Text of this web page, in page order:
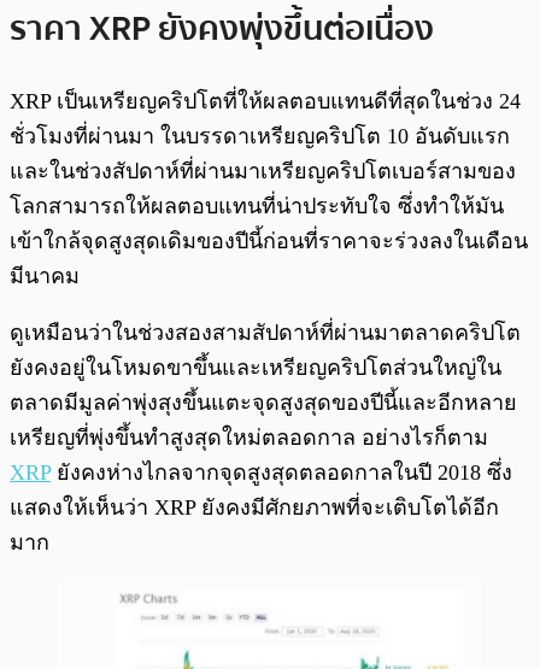
ราคา XRP ยังคงพุ่งขึ้นต่อเนื่อง
XRP เป็นเหรียญคริปโตที่ให้ผลตอบแทนดีที่สุดในช่วง 24
ชั่วโมงที่ผ่านมา ในบรรดาเหรียญคริปโต 10 อันดับแรก
และในช่วงสัปดาห์ที่ผ่านมาเหรียญคริปโตเบอร์สามของ
โลกสามารถให้ผลตอบแทนที่น่าประทับใจ ซึ่งทำให้มัน
เข้าใกล้จุดสูงสุดเดิมของปีนี้ก่อนที่ราคาจะร่วงลงในเดือน
มีนาคม
ดูเหมือนว่าในช่วงสองสามสัปดาห์ที่ผ่านมาตลาดคริปโต
ยังคงอยู่ในโหมดขาขึ้นและเหรียญคริปโตส่วนใหญ่ใน
ตลาดมีมูลค่าพุ่งสุงขึ้นแตะจุดสูงสุดของปีนี้และอีกหลาย
เหรียญที่พุ่งขึ้นทำสูงสุดใหม่ตลอดกาล อย่างไรก็ตาม
XRPยังคงห่างไกลจากจุดสูงสุดตลอดกาลในปี 2018 ซึ่ง
แสดงให้เห็นว่า XRP ยังคงมีศักยภาพที่จะเติบโตได้อีก
มาก